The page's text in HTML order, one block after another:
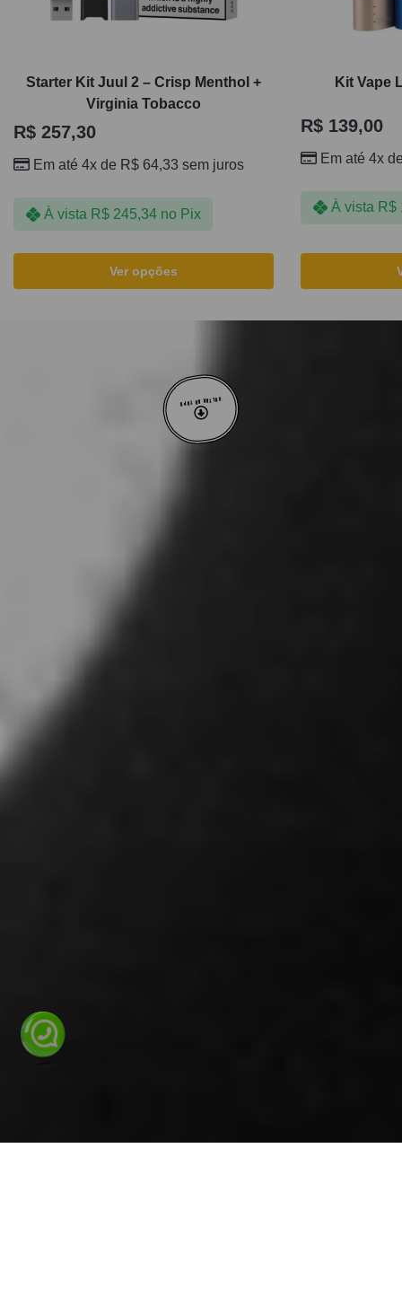
Starter Kit Juul 2 – Crisp Menthol +
Virginia Tobacco
R$ 257,30
Em até 4x de R$ 64,33 sem juros
À vista R$245,34 no Pix
Ver opções
Kit Vape
R$ 139,00
Em até 4x
À vista R$
VOLTAR AO TOPO